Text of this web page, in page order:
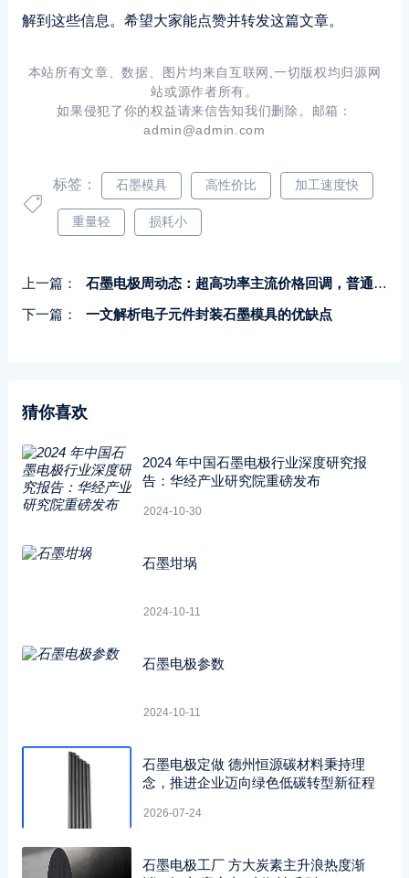
解到这些信息。希望大家能点赞并转发这篇文章。
本站所有文章、数据、图片均来自互联网,一切版权均归源网
站或源作者所有。
如果侵犯了你的权益请来信告知我们删除。邮箱：
admin@admin.com
标签： 石墨模具 高性价比 加工速度快
重量轻 损耗小
上一篇：
石墨电极周动态：超高功率主流价格回调，普通和高功率稳定，厂家挺价意愿较强
下一篇：
一文解析电子元件封装石墨模具的优缺点
猜你喜欢
2024 年中国石墨电极行业深度研究报
告：华经产业研究院重磅发布
2024-10-30
石墨坩埚
2024-10-11
石墨电极参数
2024-10-11
石墨电极定做 德州恒源碳材料秉持理
念，推进企业迈向绿色低碳转型新征程
2026-07-24
石墨电极工厂 方大炭素主升浪热度渐